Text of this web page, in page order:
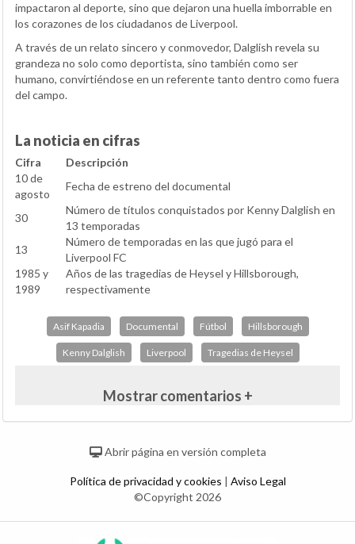
impactaron al deporte, sino que dejaron una huella imborrable en
los corazones de los ciudadanos de Liverpool.
A través de un relato sincero y conmovedor, Dalglish revela su
grandeza no solo como deportista, sino también como ser
humano, convirtiéndose en un referente tanto dentro como fuera
del campo.
La noticia en cifras
Cifra
Descripción
10 de
agosto
Fecha de estreno del documental
30
Número de títulos conquistados por Kenny Dalglish en
13 temporadas
13
Número de temporadas en las que jugó para el
Liverpool FC
1985 y
1989
Años de las tragedias de Heysel y Hillsborough,
respectivamente
Asif Kapadia Documental Fútbol Hillsborough
Kenny Dalglish Liverpool Tragedias de Heysel
Mostrar comentarios +
Abrir página en versión completa
Política de privacidad y cookies | Aviso Legal
©Copyright 2026